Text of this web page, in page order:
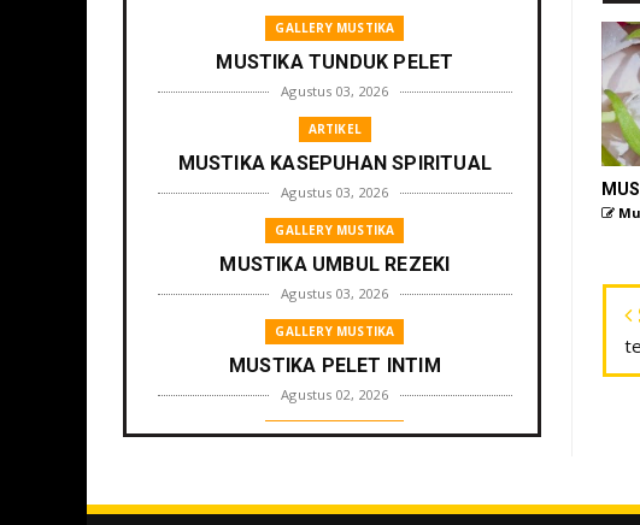
GALLERY MUSTIKA
MUSTIKA TUNDUK PELET
Agustus 03, 2026
ARTIKEL
MUSTIKA KASEPUHAN SPIRITUAL
Agustus 03, 2026
GALLERY MUSTIKA
MUSTIKA UMBUL REZEKI
Agustus 03, 2026
GALLERY MUSTIKA
MUSTIKA PELET INTIM
Agustus 02, 2026
GALLERY MUSTIKA